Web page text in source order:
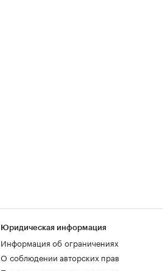
Юридическая информация
Информация об ограничениях
О соблюдении авторских прав